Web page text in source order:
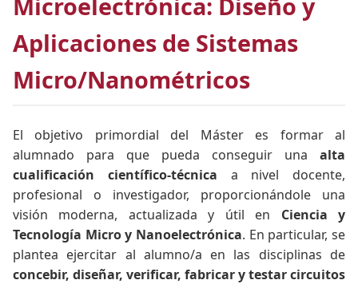
Aplicaciones de Sistemas
Micro/Nanométricos
El objetivo primordial del Máster es formar al
alumnado para que pueda conseguir una alta
cualificación científico-técnica a nivel docente,
profesional o investigador, proporcionándole una
visión moderna, actualizada y útil en Ciencia y
Tecnología Micro y Nanoelectrónica. En particular, se
plantea ejercitar al alumno/a en las disciplinas de
concebir, diseñar, verificar, fabricar y testar circuitos